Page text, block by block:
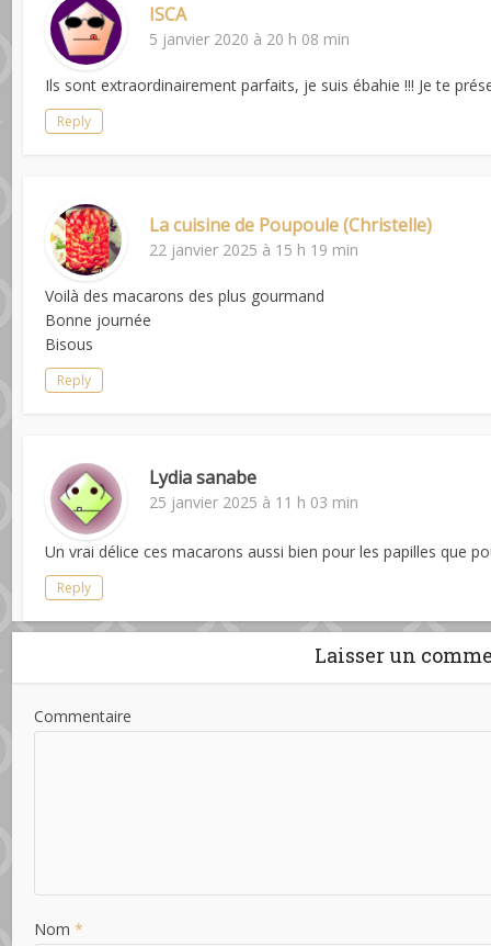
ISCA
5 janvier 2020 à 20 h 08 min
Ils sont extraordinairement parfaits, je suis ébahie !!! Je te
Reply
La cuisine de Poupoule (Christelle)
22 janvier 2025 à 15 h 19 min
Voilà des macarons des plus gourmand
Bonne journée
Bisous
Reply
Lydia sanabe
25 janvier 2025 à 11 h 03 min
Un vrai délice ces macarons aussi bien pour les papilles que
Reply
Laisser un
Commentaire
Nom*